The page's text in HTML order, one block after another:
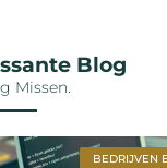
Blog
Missen.
BEDRIJVEN